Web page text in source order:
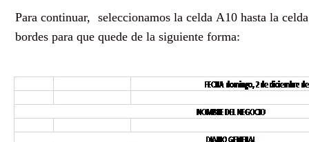
Para continuar, seleccionamos la celda A10 hasta la
bordes para que quede de la siguiente forma: